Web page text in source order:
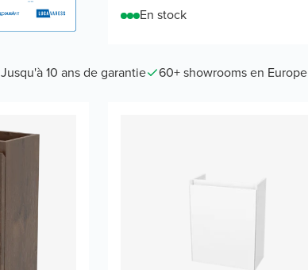
En stock
Jusqu'à 10 ans de garantie 60+ showrooms en Europe